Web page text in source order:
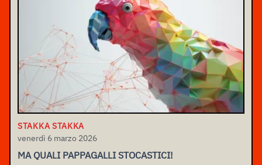
STAKKA STAKKA
venerdì 6 marzo 2026
MA QUALI PAPPAGALLI STOCASTICI!